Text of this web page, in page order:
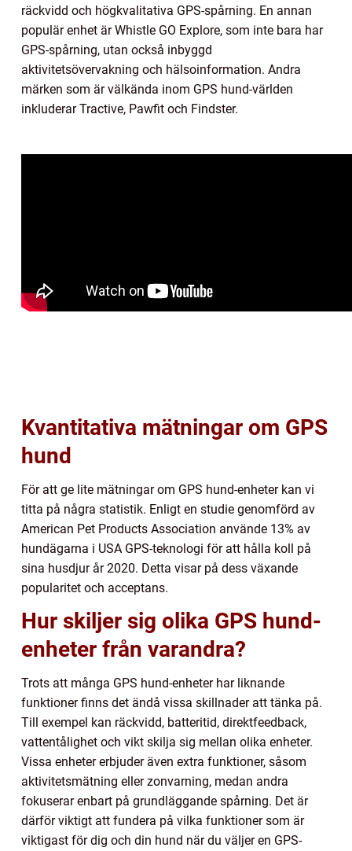
räckvidd och högkvalitativa GPS-spårning. En annan
populär enhet är Whistle GO Explore, som inte bara har
GPS-spårning, utan också inbyggd
aktivitetsövervakning och hälsoinformation. Andra
märken som är välkända inom GPS hund-världen
inkluderar Tractive, Pawfit och Findster.
Kvantitativa mätningar om GPS
hund
För att ge lite mätningar om GPS hund-enheter kan vi
titta på några statistik. Enligt en studie genomförd av
American Pet Products Association använde 13% av
hundägarna i USA GPS-teknologi för att hålla koll på
sina husdjur år 2020. Detta visar på dess växande
popularitet och acceptans.
Hur skiljer sig olika GPS hund-
enheter från varandra?
Trots att många GPS hund-enheter har liknande
funktioner finns det ändå vissa skillnader att tänka på.
Till exempel kan räckvidd, batteritid, direktfeedback,
vattentålighet och vikt skilja sig mellan olika enheter.
Vissa enheter erbjuder även extra funktioner, såsom
aktivitetsmätning eller zonvarning, medan andra
fokuserar enbart på grundläggande spårning. Det är
därför viktigt att fundera på vilka funktioner som är
viktigast för dig och din hund när du väljer en GPS-